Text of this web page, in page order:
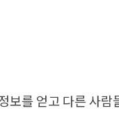
보를 얻고 다른 사람